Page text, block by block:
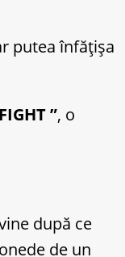
putea înfățișa
”, o
după ce
de un